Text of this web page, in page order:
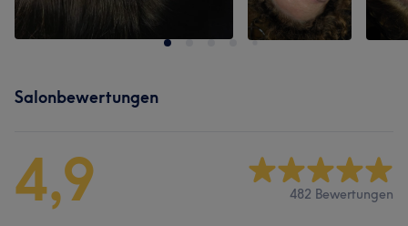
Salonbewertungen
4,9 482 Bewertungen